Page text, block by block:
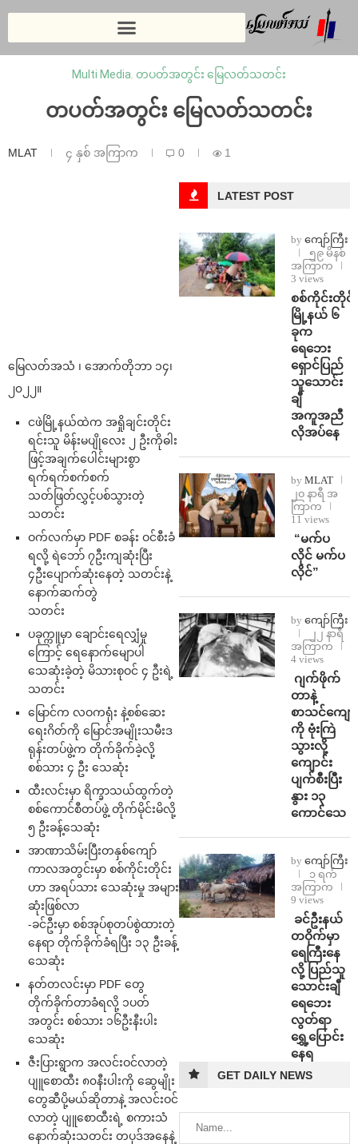
Multi Media, တပတ်အတွင်း မြေလတ်သတင်း
တပတ်အတွင်း မြေလတ်သတင်း
MLAT ၄ နှစ် အကြာက 0 1
မြေလတ်အသံ ၊ အောက်တိုဘာ ၁၄၊
၂၀၂၂။
ငဖဲမြို့နယ်ထဲက အရှိုချင်းတိုင်း
ရင်းသူ မိန်းမပျိုလေး ၂ ဦးကိုဓါး
ဖြင့်အချက်ပေါင်းများစွာ
ရက်ရက်စက်စက်
သတ်ဖြတ်လွှင့်ပစ်သွားတဲ့
သတင်း
ဝက်လက်မှာ PDF စခန်း ဝင်စီးခံ
ရလို့ ရဲဘော် ၇ဦးကျဆုံးပြီး
၄ဦး‌ပျောက်ဆုံးနေတဲ့ သတင်းနဲ့
နောက်ဆက်တွဲ
သတင်း
ပခုက္ကူမှာ ချောင်းရေလျှံမှု
ကြောင့် ရေနောက်မျောပါ
သေဆုံးခဲ့တဲ့ မိသားစုဝင် ၄ ဦးရဲ့
သတင်း
မြောင်က လဝကရုံး နဲ့စစ်ဆေး
ရေးဂိတ်ကို မြောင်အမျိုးသမီးဒ
ရုန်းတပ်ဖွဲ့က တိုက်ခိုက်ခဲ့လို့
စစ်သား ၄ ဦး သေဆုံး
ထီးလင်းမှာ ရိက္ခာသယ်ထွက်တဲ့
စစ်ကောင်စီတပ်ဖွဲ့ တိုက်မိုင်းမိလို့
၅ ဦးခန့်သေဆုံး
အာဏာသိမ်းပြီးတနှစ်ကျော်
ကာလအတွင်းမှာ စစ်ကိုင်းတိုင်း
ဟာ အရပ်သား သေဆုံးမှု အများ
ဆုံးဖြစ်လာ
-ခင်ဦးမှာ စစ်အုပ်စုတပ်စွဲထားတဲ့
နေရာ တိုက်ခိုက်ခံရပြီး ၁၃ ဦးခန့်
သေဆုံး
နတ်တလင်းမှာ PDF တွေ
တိုက်ခိုက်တာခံရလို့ ၁ပတ်
အတွင်း စစ်သား ၁၆ဦးနီးပါး
သေဆုံး
ဇီးပြားရွာက အလင်းဝင်လာတဲ့
ပျူစောထီး ၈၀နီးပါးကို ဆွေမျိုး
တွေဆီပို့မယ်ဆိုတာနဲ့ အလင်းဝင်
လာတဲ့ ပျူစောထီးရဲ့ စကားသံ
နောက်ဆုံးသတင်း တပုဒ်အနေနဲ့
LATEST POST
by ကျော်ကြီး
၅၉ မိနစ်
အကြာက
3 views
စစ်ကိုင်းတိုင်း
မြို့နယ် ၆
ခုက
ရေဘေး
ရှောင်ပြည်
သူသောင်း
ချီ
အကူအညီ
လိုအပ်နေ
by MLAT
၂၀ နာရီ အ
ကြာက
11 views
⁨ ⁨“မက်ပ
လိုင် မက်ပ
လိုင်”
by ကျော်ကြီး
၂၂ နာရီ
အကြာက
4 views
⁨⁩ ⁨ဂျက်ဖိုက်
တာနဲ့
စာသင်ကျော
ကို ဗုံးကြဲ
သွားလို့
ကျောင်း
ပျက်စီးပြီး
နွား ၁၃
ကောင်သေ
by ကျော်ကြီး
၁ ရက်
အကြာက
9 views
⁩ ⁨ခင်ဦးနယ်
တဝိုက်မှာ
ရေကြီးနေ
လို့ ပြည်သူ
သောင်းချီ
ရေဘေး
လွတ်ရာ
ရွှေ့ပြောင်း
နေရ
GET DAILY NEWS